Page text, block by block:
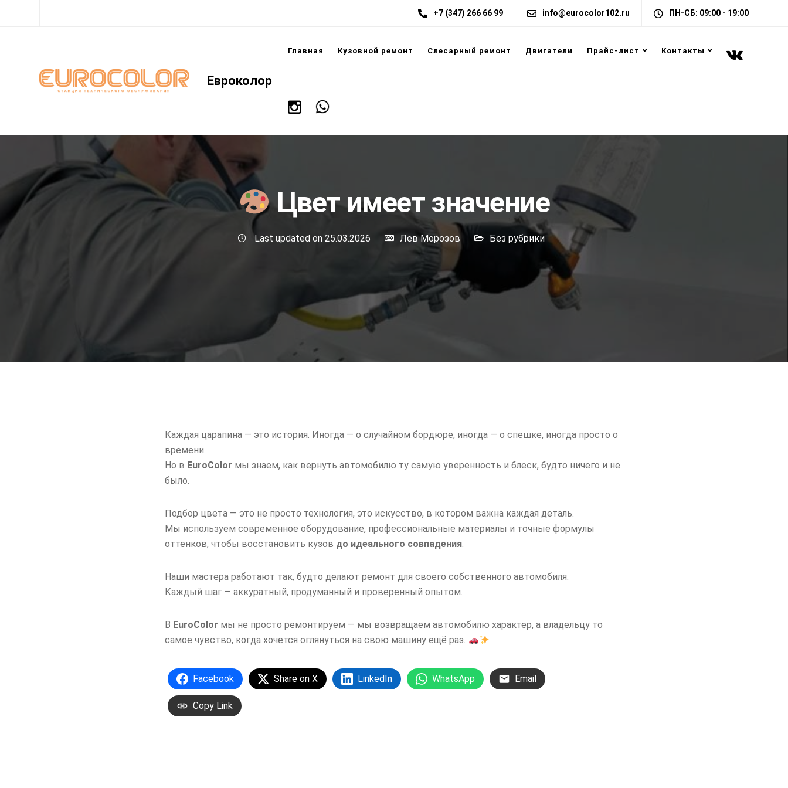
+7 (347) 266 66 99 info@eurocolor102.ru ПН-СБ: 09:00 - 19:00
Евроколор
Главная Кузовной ремонт Слесарный ремонт Двигатели Прайс-лист Контакты
Цвет имеет значение
Last updated on 25.03.2026 Лев Морозов Без рубрики
Каждая царапина — это история. Иногда — о случайном бордюре, иногда — о спешке, иногда просто о
времени.
Но в EuroColor мы знаем, как вернуть автомобилю ту самую уверенность и блеск, будто ничего и не
было.
Подбор цвета — это не просто технология, это искусство, в котором важна каждая деталь.
Мы используем современное оборудование, профессиональные материалы и точные формулы
оттенков, чтобы восстановить кузов до идеального совпадения.
Наши мастера работают так, будто делают ремонт для своего собственного автомобиля.
Каждый шаг — аккуратный, продуманный и проверенный опытом.
В EuroColor мы не просто ремонтируем — мы возвращаем автомобилю характер, а владельцу то
самое чувство, когда хочется оглянуться на свою машину ещё раз.
Facebook Share on X LinkedIn WhatsApp Email
Copy Link